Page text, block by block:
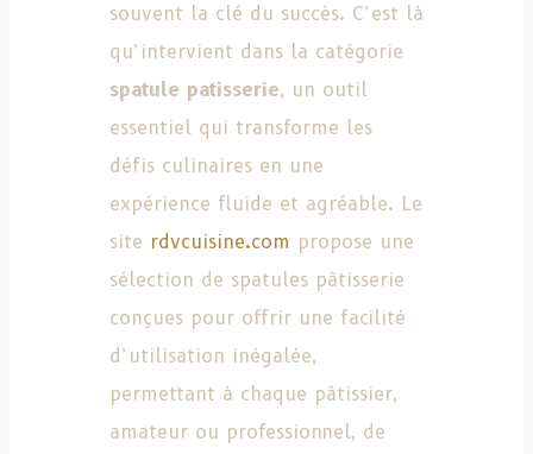
souvent la clé du succès. C’est là
qu’intervient dans la catégorie
spatule patisserie, un outil
essentiel qui transforme les
défis culinaires en une
expérience fluide et agréable. Le
site rdvcuisine.com propose une
sélection de spatules pâtisserie
conçues pour offrir une facilité
d’utilisation inégalée,
permettant à chaque pâtissier,
amateur ou professionnel, de